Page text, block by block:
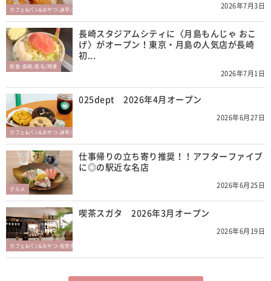
カフェ&パン&おやつ-諫早/大村/東彼杵 2026年7月3日
和食-長崎/長与/時津
長崎スタジアムシティに〈月島もんじゃ おこ
げ〉がオープン！東京・月島の人気店が長崎
初...
2026年7月1日
カフェ&パン&おやつ-諫早/大村/東彼杵
025dept 2026年4月オープン
2026年6月27日
グルメ
仕事帰りの立ち寄り推奨！！アフターファイブ
に◎の駅近な名店
2026年6月25日
カフェ&パン&おやつ-佐世保/平戸/松浦/西海
喫茶スガタ 2026年3月オープン
2026年6月19日